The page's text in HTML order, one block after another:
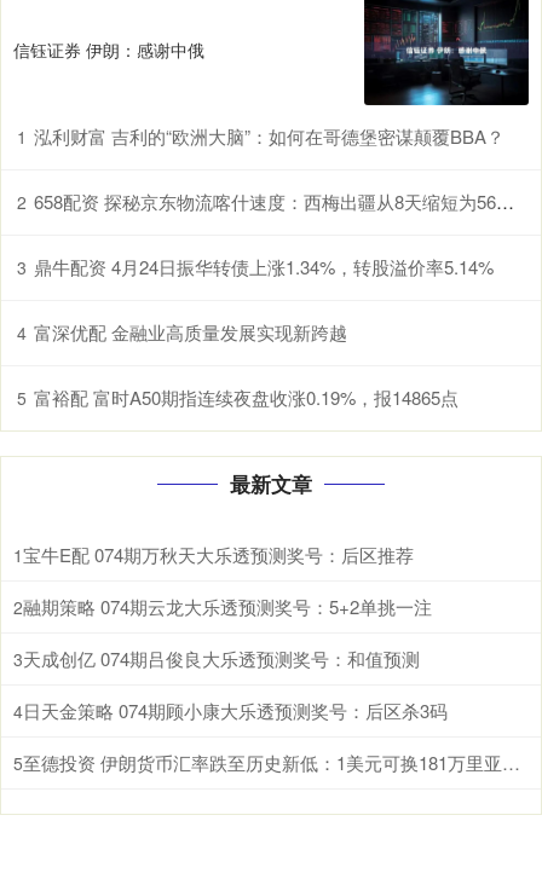
信钰证券 伊朗：感谢中俄
1 泓利财富 吉利的“欧洲大脑”：如何在哥德堡密谋颠覆BBA？
2 658配资 探秘京东物流喀什速度：西梅出疆从8天缩短为56小时
3 鼎牛配资 4月24日振华转债上涨1.34%，转股溢价率5.14%
4 富深优配 金融业高质量发展实现新跨越
5 富裕配 富时A50期指连续夜盘收涨0.19%，报14865点
最新文章
1宝牛E配 074期万秋天大乐透预测奖号：后区推荐
2融期策略 074期云龙大乐透预测奖号：5+2单挑一注
3天成创亿 074期吕俊良大乐透预测奖号：和值预测
4日天金策略 074期顾小康大乐透预测奖号：后区杀3码
5 至德投资 伊朗货币汇率跌至历史新低：1美元可换181万里亚尔！伊朗上月发行1000万面值新钞